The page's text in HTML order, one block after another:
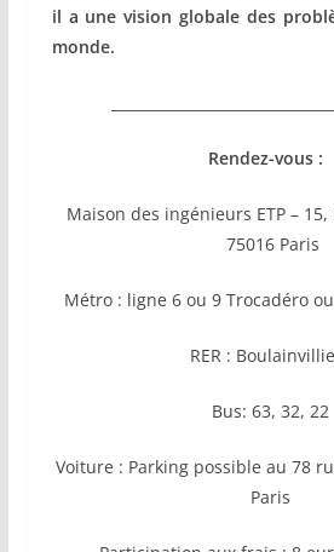
il a une vision globale des
monde.
Rendez-vous :
Maison des ingénieurs ETP –
75016 Paris
Métro : ligne 6 ou 9 Trocadéro
RER :
Bus: 63, 32, 22
Voiture : Parking possible au 78
Paris